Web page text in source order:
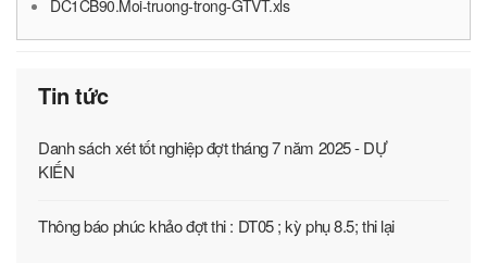
DC1CB90.Moi-truong-trong-GTVT.xls
Tin tức
Danh sách xét tốt nghiệp đợt tháng 7 năm 2025 - DỰ
KIẾN
Thông báo phúc khảo đợt thi : DT05 ; kỳ phụ 8.5; thi lại